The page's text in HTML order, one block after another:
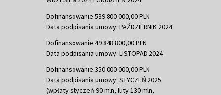
Dofinansowanie 539 800 000,00 PLN
Data podpisania umowy: PAŹDZIERNIK 2024
Dofinansowanie 49 848 800,00 PLN
Data podpisania umowy: LISTOPAD 2024
Dofinansowanie 350 000 000,00 PLN
Data podpisania umowy: STYCZEŃ 2025
(wpłaty styczeń 90 mln, luty 130 mln,